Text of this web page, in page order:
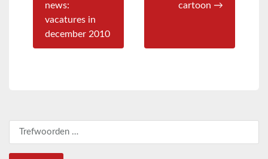
news:
vacatures in
december 2010
cartoon →
Zoeken naar: